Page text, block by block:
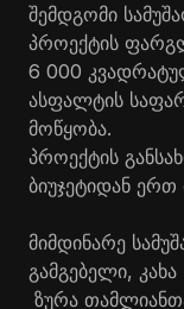
შემდგომი
პროექტის
6 000
ასფალტის
მოწყობა.
პროექტის
ბიუჯეტიდან
მიმდინარე
გამგებელი,
ზურა